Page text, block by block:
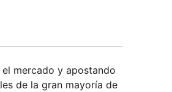
mercado y apostando
de la gran mayoría de